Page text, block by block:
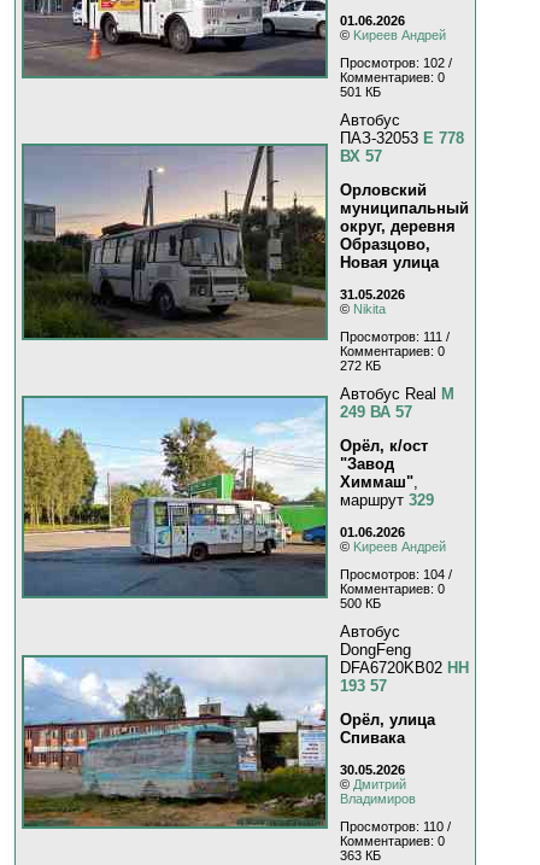
01.06.2026
© Kиpeeв Aндpeй
Просмотров: 102 /
Комментариев: 0
501 КБ
Автобус
ПАЗ-32053 Е 778
ВХ 57
Орловский
муниципальный
округ, деревня
Образцово,
Новая улица
31.05.2026
© Nikita
Просмотров: 111 /
Комментариев: 0
272 КБ
Автобус Real М
249 ВА 57
Орёл, к/ост
"Завод
Химмаш",
маршрут 329
01.06.2026
© Kиpeeв Aндpeй
Просмотров: 104 /
Комментариев: 0
500 КБ
Автобус
DongFeng
DFA6720KB02 НН
193 57
Орёл, улица
Спивака
30.05.2026
© Дмитрий
Владимиров
Просмотров: 110 /
Комментариев: 0
363 КБ